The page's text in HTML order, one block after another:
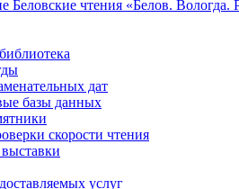
Беловские чтения «Белов. Вологда.
дат
базы данных
скорости чтения
услуг